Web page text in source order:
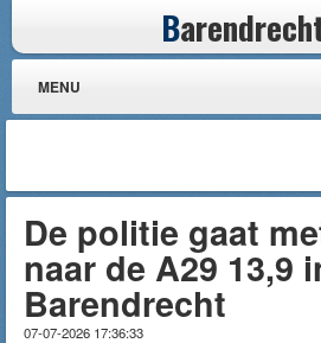
B
MENU
De politie gaat
naar de A29 13,9
Barendrecht
07-07-2026 17:36:33